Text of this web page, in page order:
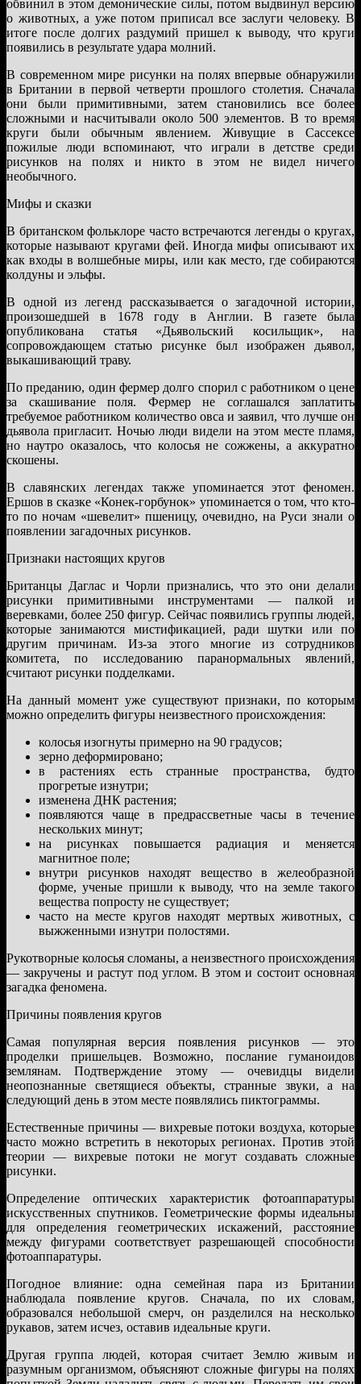
обвинил в этом демонические силы, потом выдвинул версию
о животных, а уже потом приписал все заслуги человеку. В
итоге после долгих раздумий пришел к выводу, что круги
появились в результате удара молний.
В современном мире рисунки на полях впервые обнаружили
в Британии в первой четверти прошлого столетия. Сначала
они были примитивными, затем становились все более
сложными и насчитывали около 500 элементов. В то время
круги были обычным явлением. Живущие в Сассексе
пожилые люди вспоминают, что играли в детстве среди
рисунков на полях и никто в этом не видел ничего
необычного.
Мифы и сказки
В британском фольклоре часто встречаются легенды о кругах,
которые называют кругами фей. Иногда мифы описывают их
как входы в волшебные миры, или как место, где собираются
колдуны и эльфы.
В одной из легенд рассказывается о загадочной истории,
произошедшей в 1678 году в Англии. В газете была
опубликована статья «Дьявольский косильщик», на
сопровождающем статью рисунке был изображен дьявол,
выкашивающий траву.
По преданию, один фермер долго спорил с работником о цене
за скашивание поля. Фермер не соглашался заплатить
требуемое работником количество овса и заявил, что лучше он
дьявола пригласит. Ночью люди видели на этом месте пламя,
но наутро оказалось, что колосья не сожжены, а аккуратно
скошены.
В славянских легендах также упоминается этот феномен.
Ершов в сказке «Конек-горбунок» упоминается о том, что кто-
то по ночам «шевелит» пшеницу, очевидно, на Руси знали о
появлении загадочных рисунков.
Признаки настоящих кругов
Британцы Даглас и Чорли признались, что это они делали
рисунки примитивными инструментами — палкой и
веревками, более 250 фигур. Сейчас появились группы людей,
которые занимаются мистификацией, ради шутки или по
другим причинам. Из-за этого многие из сотрудников
комитета, по исследованию паранормальных явлений,
считают рисунки подделками.
На данный момент уже существуют признаки, по которым
можно определить фигуры неизвестного происхождения:
колосья изогнуты примерно на 90 градусов;
зерно деформировано;
в растениях есть странные пространства, будто
прогретые изнутри;
изменена ДНК растения;
появляются чаще в предрассветные часы в течение
нескольких минут;
на рисунках повышается радиация и меняется
магнитное поле;
внутри рисунков находят вещество в желеобразной
форме, ученые пришли к выводу, что на земле такого
вещества попросту не существует;
часто на месте кругов находят мертвых животных, с
выжженными изнутри полостями.
Рукотворные колосья сломаны, а неизвестного происхождения
— закручены и растут под углом. В этом и состоит основная
загадка феномена.
Причины появления кругов
Самая популярная версия появления рисунков — это
проделки пришельцев. Возможно, послание гуманоидов
землянам. Подтверждение этому — очевидцы видели
неопознанные светящиеся объекты, странные звуки, а на
следующий день в этом месте появлялись пиктограммы.
Естественные причины — вихревые потоки воздуха, которые
часто можно встретить в некоторых регионах. Против этой
теории — вихревые потоки не могут создавать сложные
рисунки.
Определение оптических характеристик фотоаппаратуры
искусственных спутников. Геометрические формы идеальны
для определения геометрических искажений, расстояние
между фигурами соответствует разрешающей способности
фотоаппаратуры.
Погодное влияние: одна семейная пара из Британии
наблюдала появление кругов. Сначала, по их словам,
образовался небольшой смерч, он разделился на несколько
рукавов, затем исчез, оставив идеальные круги.
Другая группа людей, которая считает Землю живым и
разумным организмом, объясняют сложные фигуры на полях